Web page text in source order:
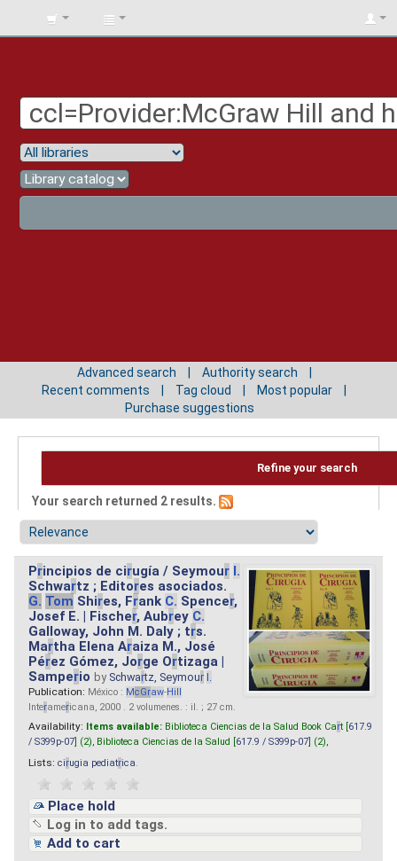
BIBLIOTECA
Advanced search
Authority search
Recent comments
Tag cloud
Most popular
Purchase suggestions
Refine your search
Your search returned 2 results.
Principios de cirugía / Seymour I.
Schwartz ; Editores asociados.
G. Tom Shires, Frank C. Spencer,
Josef E. | Fischer, Aubrey C.
Galloway, John M. Daly ; trs.
Martha Elena Araiza M., José
Pérez Gómez, Jorge Ortizaga |
Samperio by Schwartz, Seymour I.
Publication: México : McGraw-Hill
Interamericana, 2000 . 2 volumenes. : il. ; 27 cm.
Availability: Items available: Biblioteca Ciencias de la Salud Book Cart [ 617.9
/ S399p-07 ] (2), Biblioteca Ciencias de la Salud [ 617.9 / S399p-07 ] (2),
Lists: cirugia pediatrica
Place hold
Log in to add tags.
Add to cart